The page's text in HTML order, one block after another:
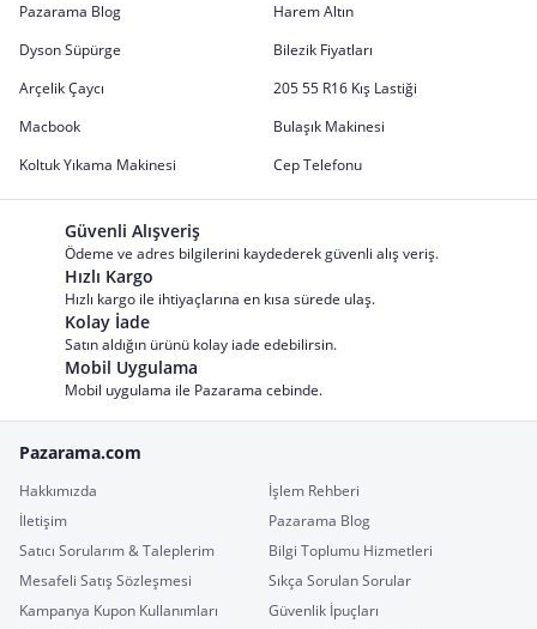
Pazarama Blog
Harem Altın
Dyson Süpürge
Bilezik Fiyatları
Arçelik Çaycı
205 55 R16 Kış Lastiği
Macbook
Bulaşık Makinesi
Koltuk Yıkama Makinesi
Cep Telefonu
Güvenli Alışveriş
Ödeme ve adres bilgilerini kaydederek güvenli alış veriş.
Hızlı Kargo
Hızlı kargo ile ihtiyaçlarına en kısa sürede ulaş.
Kolay İade
Satın aldığın ürünü kolay iade edebilirsin.
Mobil Uygulama
Mobil uygulama ile Pazarama cebinde.
Pazarama.com
Hakkımızda
İşlem Rehberi
İletişim
Pazarama Blog
Satıcı Sorularım & Taleplerim
Bilgi Toplumu Hizmetleri
Mesafeli Satış Sözleşmesi
Sıkça Sorulan Sorular
Kampanya Kupon Kullanımları
Güvenlik İpuçları